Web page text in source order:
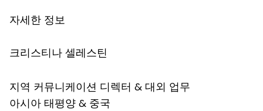
자세한 정보
크리스티나 셀레스틴
지역 커뮤니케이션 디렉터 & 대외 업무
아시아 태평양 & 중국